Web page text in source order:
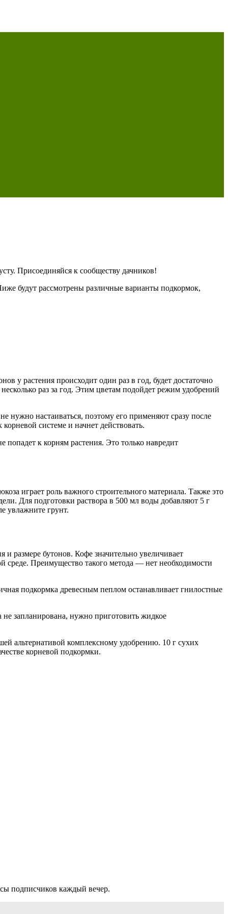
Присоединяйся к сообществу дачников!
будут рассмотрены различные варианты подкормок,
у растения происходит один раз в год, будет достаточно
раз за год. Этим цветам подойдет режим удобрений
нужно настаиваться, поэтому его применяют сразу после
системе и начнет действовать.
попадет к корням растения. Это только навредит
играет роль важного строительного материала. Также это
Для подготовки раствора в 500 мл воды добавляют 5 г
увлажните грунт.
размере бутонов. Кофе значительно увеличивает
среде. Преимущество такого метода — нет необходимости
подкормка древесным пеплом останавливает гнилостные
запланирована, нужно приготовить жидкое
альтернативой комплексному удобрению. 10 г сухих
корневой подкормки.
подписчиков каждый вечер.